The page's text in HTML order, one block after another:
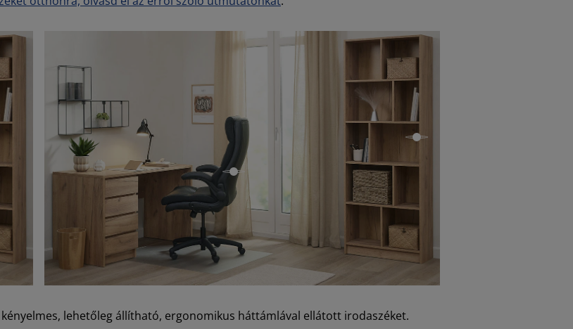
open
open
lehetőleg állítható, ergonomikus háttámlával ellátott irodaszéket.